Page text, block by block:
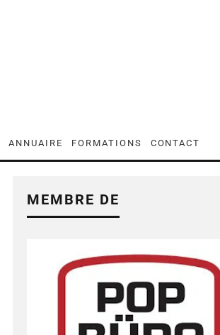
ANNUAIRE FORMATIONS CONTACT
MEMBRE DE